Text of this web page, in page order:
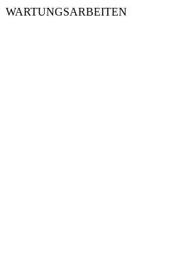
WARTUNGSARBEITEN